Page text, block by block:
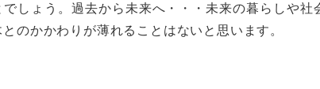
しょう。過去から未来へ・・・未来の暮らしや社
のかかわりが薄れることはないと思います。